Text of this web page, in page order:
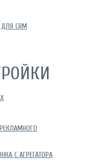
CRM
С АГРЕГАТОРА